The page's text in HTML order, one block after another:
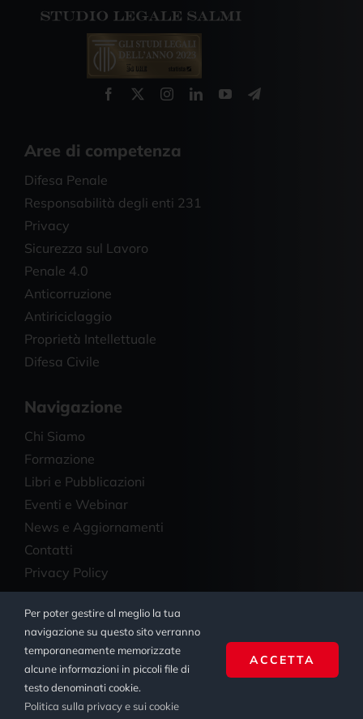
Aree di competenza
Difesa Penale
Responsabilità degli enti 231
Privacy
Sicurezza sul Lavoro
Penale 4.0
Anticorruzione
Antiriciclaggio
Proprietà Intellettuale
Difesa Civile
Navigazione
Chi Siamo
Formazione
Libri e Pubblicazioni
Eventi e Webinar
News e Aggiornamenti
Contatti
Privacy Policy
© Copyright 2023 - 2026 | Studio Legale Salmi | All
Rights Reserved | Powered by
Ienki Digital Agency
Per poter gestire al meglio la tua
navigazione su questo sito verranno
temporaneamente memorizzate
alcune informazioni in piccoli file di
testo denominati cookie.
Politica sulla privacy e sui cookie
ACCETTA